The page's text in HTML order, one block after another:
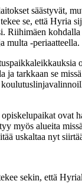
säästyvät,
se, että Hyria
multa -periaatteella.
tarkkaan se
myös alueita
uskaltaa nyt
sekin, että